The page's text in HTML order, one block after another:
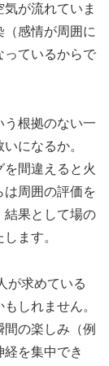
が流れていま
（感情が周囲に
っているからで
う根拠のない一
になるか。
間違えると火
は周囲の評価を
結果として場の
ます。
が求めている
しれません。
の楽しみ（例
を集中でき